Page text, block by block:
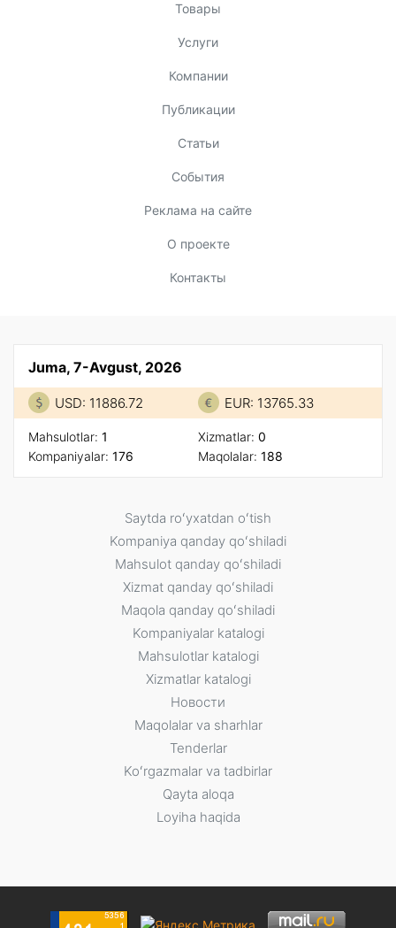
Товары
Услуги
Компании
Публикации
Статьи
События
Реклама на сайте
О проекте
Контакты
Juma, 7-Avgust, 2026
USD: 11886.72 EUR: 13765.33
Mahsulotlar: 1
Kompaniyalar: 176
Xizmatlar: 0
Maqolalar: 188
Saytda roʻyxatdan oʻtish
Kompaniya qanday qoʻshiladi
Mahsulot qanday qoʻshiladi
Xizmat qanday qoʻshiladi
Maqola qanday qoʻshiladi
Kompaniyalar katalogi
Mahsulotlar katalogi
Xizmatlar katalogi
Новости
Maqolalar va sharhlar
Tenderlar
Koʻrgazmalar va tadbirlar
Qayta aloqa
Loyiha haqida